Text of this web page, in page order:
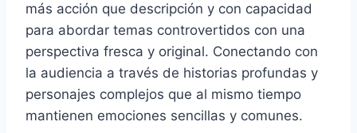
más acción que descripción y con capacidad
para abordar temas controvertidos con una
perspectiva fresca y original. Conectando con
la audiencia a través de historias profundas y
personajes complejos que al mismo tiempo
mantienen emociones sencillas y comunes.